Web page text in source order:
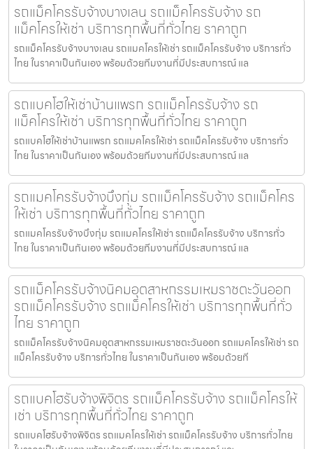
รถแม็คโครรับจ้างบางเลน รถแม็คโครรับจ้าง รถ
แม็คโครให้เช่า บริการทุกพื้นที่ทั่วไทย ราคาถูก
รถแม็คโครรับจ้างบางเลน รถแมคโครให้เช่า รถแม็คโครรับจ้าง บริการทั่ว
ไทย ในราคาเป็นกันเอง พร้อมด้วยทีมงานที่มีประสบการณ์ แล
รถแบคโฮให้เช่าบ้านแพรก รถแม็คโครรับจ้าง รถ
แม็คโครให้เช่า บริการทุกพื้นที่ทั่วไทย ราคาถูก
รถแบคโฮให้เช่าบ้านแพรก รถแมคโครให้เช่า รถแม็คโครรับจ้าง บริการทั่ว
ไทย ในราคาเป็นกันเอง พร้อมด้วยทีมงานที่มีประสบการณ์ แล
รถแมคโครรับจ้างบึงกุ่ม รถแม็คโครรับจ้าง รถแม็คโคร
ให้เช่า บริการทุกพื้นที่ทั่วไทย ราคาถูก
รถแมคโครรับจ้างบึงกุ่ม รถแมคโครให้เช่า รถแม็คโครรับจ้าง บริการทั่ว
ไทย ในราคาเป็นกันเอง พร้อมด้วยทีมงานที่มีประสบการณ์ แล
รถแม็คโครรับจ้างนิคมอุตสาหกรรมเหมราชตะวันออก
รถแม็คโครรับจ้าง รถแม็คโครให้เช่า บริการทุกพื้นที่ทั่ว
ไทย ราคาถูก
รถแม็คโครรับจ้างนิคมอุตสาหกรรมเหมราชตะวันออก รถแมคโครให้เช่า รถ
แม็คโครรับจ้าง บริการทั่วไทย ในราคาเป็นกันเอง พร้อมด้วยที
รถแบคโฮรับจ้างพิจิตร รถแม็คโครรับจ้าง รถแม็คโครให้
เช่า บริการทุกพื้นที่ทั่วไทย ราคาถูก
รถแบคโฮรับจ้างพิจิตร รถแมคโครให้เช่า รถแม็คโครรับจ้าง บริการทั่วไทย